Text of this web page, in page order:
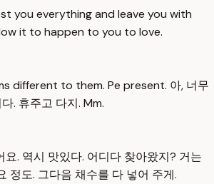
you everything and leave you with
it to happen to you to love.
different to them. Pe present. 아, 너무
. 휴주고 다지. Mm.
요. 역시 맛있다. 어디다 찾아왔지? 거는
정도. 그다음 채수를 다 넣어 주게.